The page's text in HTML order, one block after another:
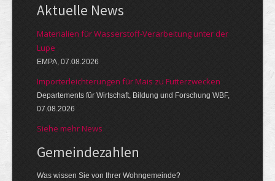
Aktuelle News
Materialien für Wasserstoff-Verarbeitung unter der
Lupe
EMPA, 07.08.2026
Importerleichterungen für Mais zu Futterzwecken
Departements für Wirtschaft, Bildung und Forschung WBF,
07.08.2026
Siehe mehr News
Gemeinde­zahlen
Was wissen Sie von Ihrer Wohngemeinde?